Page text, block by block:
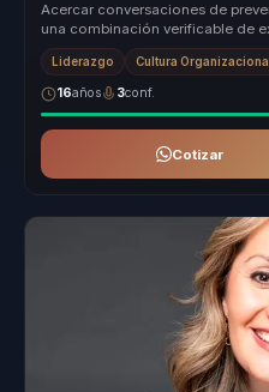
Acercar conversaciones de
una combinación verificable de
riesgos, humor y ...
Liderazgo Cultura Organizacional
16años 3conf.
Cotizar